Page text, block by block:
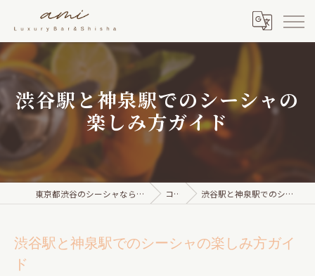
渋谷駅と神泉駅でのシーシャの
楽しみ方ガイド
東京都渋谷のシーシャならami Luxury Bar & Shisha コラム 渋谷駅と神泉駅でのシーシャの楽しみ方ガイド
渋谷駅と神泉駅でのシーシャの楽しみ方ガイ
ド